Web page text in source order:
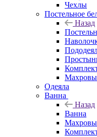
Чехлы
Постельное
Назад
Одеяла
Ванна
Назад
Ванна